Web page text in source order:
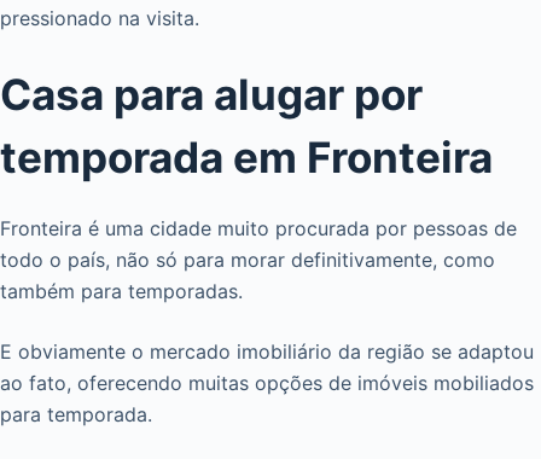
pressionado na visita.
Casa para alugar por
temporada em Fronteira
Fronteira é uma cidade muito procurada por pessoas de
todo o país, não só para morar definitivamente, como
também para temporadas.
E obviamente o mercado imobiliário da região se adaptou
ao fato, oferecendo muitas opções de imóveis mobiliados
para temporada.